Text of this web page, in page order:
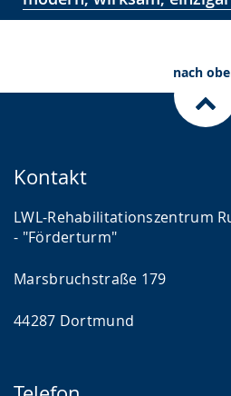
nach
Kontakt
LWL-Rehabilitationszentrum
- "Förderturm"
Marsbruchstraße 179
44287 Dortmund